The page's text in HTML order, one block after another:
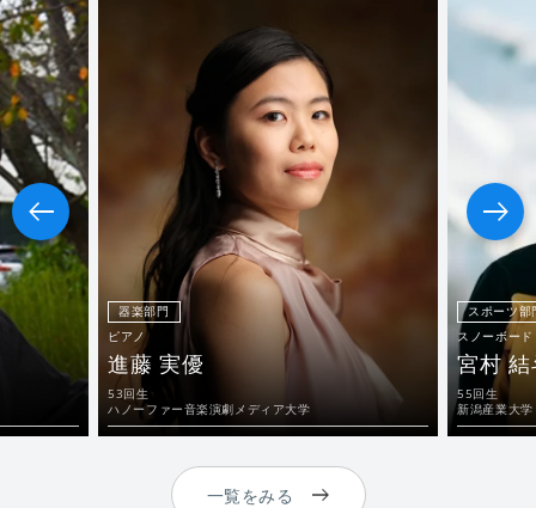
器楽部門
ピアノ
進藤 実優
53回生
ハノーファー音楽演劇メディア大学
スポーツ部
スノーボー
宮村 結
55回生
新潟産業大学
一覧をみる